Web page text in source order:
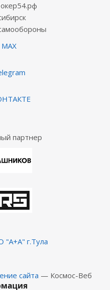
MAX
партнер
г.Тула
сайта — Космос-Веб